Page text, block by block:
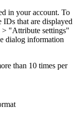
in your account. To
IDs that are displayed
"Attribute settings"
dialog information
than 10 times per